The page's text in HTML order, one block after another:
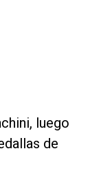
luego
de